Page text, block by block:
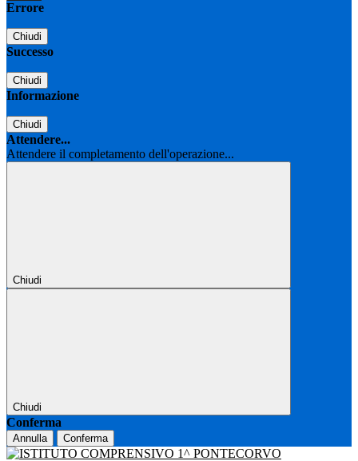
Errore
Chiudi
Successo
Chiudi
Informazione
Chiudi
Attendere...
Attendere il completamento dell'operazione...
Chiudi
Chiudi
Conferma
Annulla Conferma